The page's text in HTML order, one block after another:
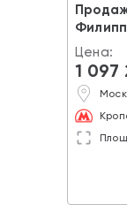
Цена:
1 097